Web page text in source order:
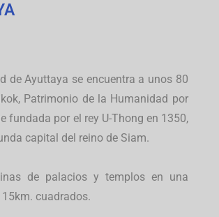
de Ayuttaya se encuentra a unos 80
Patrimonio de la Humanidad por
fundada por el rey U-Thong en 1350,
capital del reino de Siam.
de palacios y templos en una
cuadrados.